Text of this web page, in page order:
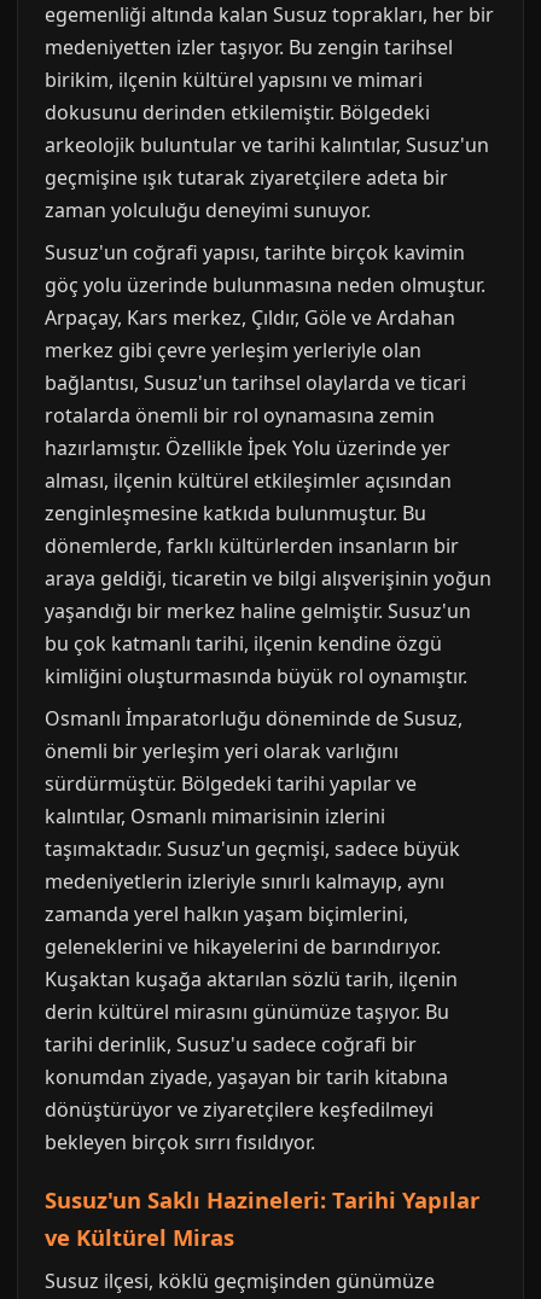
egemenliği altında kalan Susuz toprakları, her bir
medeniyetten izler taşıyor. Bu zengin tarihsel
birikim, ilçenin kültürel yapısını ve mimari
dokusunu derinden etkilemiştir. Bölgedeki
arkeolojik buluntular ve tarihi kalıntılar, Susuz'un
geçmişine ışık tutarak ziyaretçilere adeta bir
zaman yolculuğu deneyimi sunuyor.
Susuz'un coğrafi yapısı, tarihte birçok kavimin
göç yolu üzerinde bulunmasına neden olmuştur.
Arpaçay, Kars merkez, Çıldır, Göle ve Ardahan
merkez gibi çevre yerleşim yerleriyle olan
bağlantısı, Susuz'un tarihsel olaylarda ve ticari
rotalarda önemli bir rol oynamasına zemin
hazırlamıştır. Özellikle İpek Yolu üzerinde yer
alması, ilçenin kültürel etkileşimler açısından
zenginleşmesine katkıda bulunmuştur. Bu
dönemlerde, farklı kültürlerden insanların bir
araya geldiği, ticaretin ve bilgi alışverişinin yoğun
yaşandığı bir merkez haline gelmiştir. Susuz'un
bu çok katmanlı tarihi, ilçenin kendine özgü
kimliğini oluşturmasında büyük rol oynamıştır.
Osmanlı İmparatorluğu döneminde de Susuz,
önemli bir yerleşim yeri olarak varlığını
sürdürmüştür. Bölgedeki tarihi yapılar ve
kalıntılar, Osmanlı mimarisinin izlerini
taşımaktadır. Susuz'un geçmişi, sadece büyük
medeniyetlerin izleriyle sınırlı kalmayıp, aynı
zamanda yerel halkın yaşam biçimlerini,
geleneklerini ve hikayelerini de barındırıyor.
Kuşaktan kuşağa aktarılan sözlü tarih, ilçenin
derin kültürel mirasını günümüze taşıyor. Bu
tarihi derinlik, Susuz'u sadece coğrafi bir
konumdan ziyade, yaşayan bir tarih kitabına
dönüştürüyor ve ziyaretçilere keşfedilmeyi
bekleyen birçok sırrı fısıldıyor.
Susuz'un Saklı Hazineleri: Tarihi Yapılar
ve Kültürel Miras
Susuz ilçesi, köklü geçmişinden günümüze